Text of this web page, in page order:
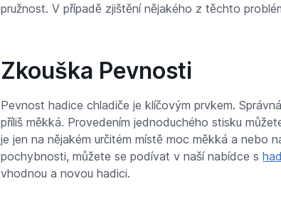
pružnost. V případě zjištění nějakého z těchto
Zkouška Pevnosti
Pevnost hadice chladiče je klíčovým prvkem.
příliš měkká. Provedením jednoduchého stisku
je jen na nějakém určitém místě moc měkká a nebo
pochybnosti, můžete se podívat v naší nabídce s
vhodnou a novou hadici.